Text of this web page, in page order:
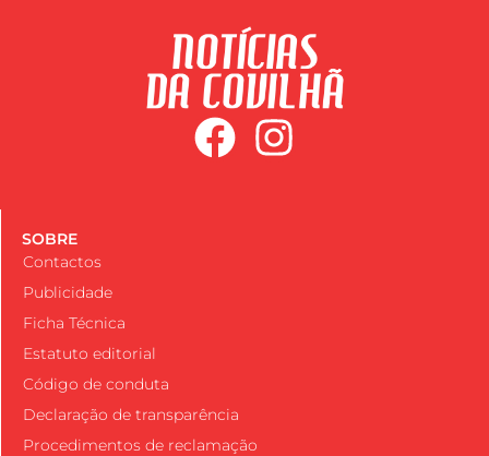
SOBRE
Contactos
Publicidade
Ficha Técnica
Estatuto editorial
Código de conduta
Declaração de transparência
Procedimentos de reclamação